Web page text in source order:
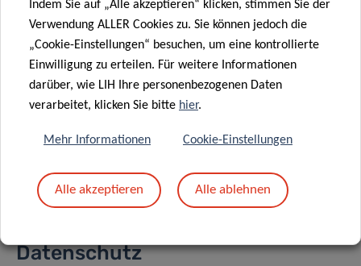
florence.henry@lih.lu
Datenschutz
Indem Sie auf „Alle akzeptieren“ klicken, stimmen Sie der
Verwendung ALLER Cookies zu. Sie können jedoch die
„Cookie-Einstellungen“ besuchen, um eine kontrollierte
Einwilligung zu erteilen. Für weitere Informationen
darüber, wie LIH Ihre personenbezogenen Daten
verarbeitet, klicken Sie bitte hier.
Mehr Informationen Cookie-Einstellungen
Alle akzeptieren Alle ablehnen